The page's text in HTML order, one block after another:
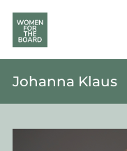
Johanna Klaus